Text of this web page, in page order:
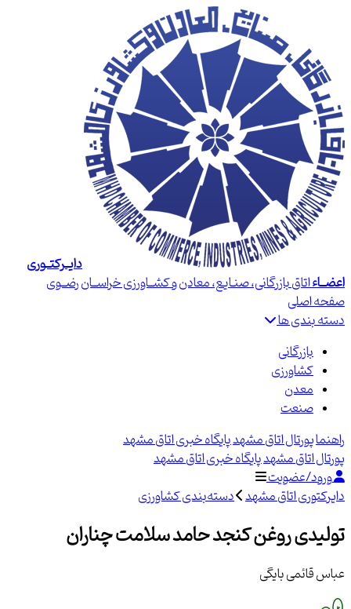
دایــرکتــوری
اعضــاءاتاق بازرگانی، صنـایع، معادن و کشــاورزی خراســان رضــوی
صفحه اصلی
دسته بندی ها
بازرگانی
کشاورزی
معدن
صنعت
راهنماپورتال اتاق مشهدپایگاه خبری اتاق مشهد
پورتال اتاق مشهدپایگاه خبری اتاق مشهد
ورود/عضویت
دایرکتوری اتاق مشهد دسته‌بندی کشاورزی
تولیدی روغن کنجد حامد سلامت چناران
عباس قائمی بایگی